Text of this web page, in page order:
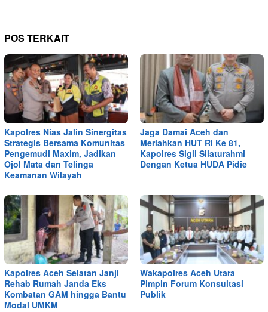
POS TERKAIT
Kapolres Nias Jalin Sinergitas
Strategis Bersama Komunitas
Pengemudi Maxim, Jadikan
Ojol Mata dan Telinga
Keamanan Wilayah
Jaga Damai Aceh dan
Meriahkan HUT RI Ke 81,
Kapolres Sigli Silaturahmi
Dengan Ketua HUDA Pidie
Kapolres Aceh Selatan Janji
Rehab Rumah Janda Eks
Kombatan GAM hingga Bantu
Modal UMKM
Wakapolres Aceh Utara
Pimpin Forum Konsultasi
Publik